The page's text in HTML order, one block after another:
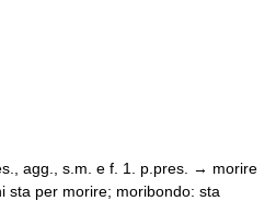
agg., s.m. e f. 1. p.pres. → morire
sta per morire; moribondo: sta